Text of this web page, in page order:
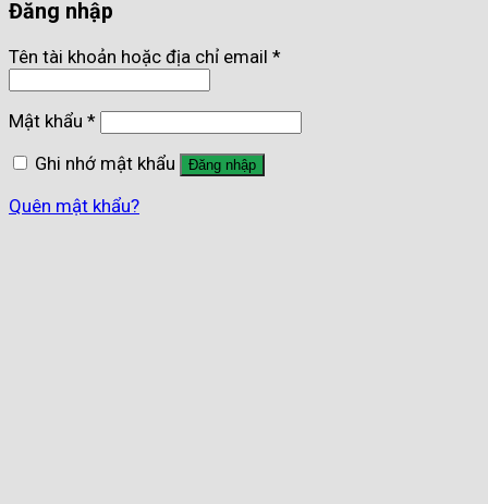
Đăng nhập
Tên tài khoản hoặc địa chỉ email *
Mật khẩu *
Ghi nhớ mật khẩu
Đăng nhập
Quên mật khẩu?